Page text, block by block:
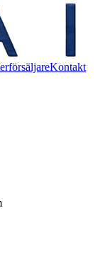
Kontakt